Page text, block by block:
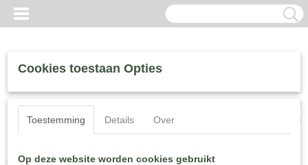
Inloggen Registreren
(0)
Home >Houbigant, Fragrance>Houbigant Rose du Désert, Proef
Cookies toestaan Opties
Toestemming Details Over
Op deze website worden cookies gebruikt